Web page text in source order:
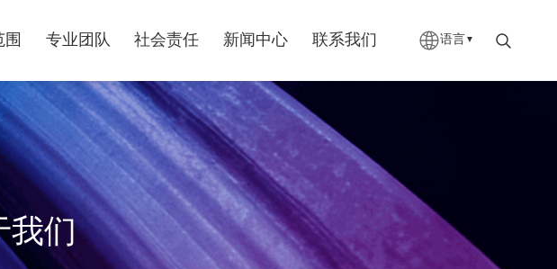
围 专业团队 社会责任 新闻中心 联系我们 语言 ▼
我们